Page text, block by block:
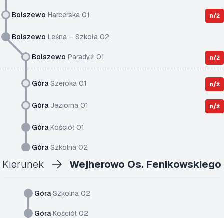
Bolszewo Harcerska 01 n/ż
Bolszewo Leśna – Szkoła 02
Bolszewo Paradyż 01 n/ż
GóraSzeroka 01 n/ż
GóraJeziorna 01 n/ż
GóraKościół 01
GóraSzkolna 02
Kierunek Wejherowo Os. Fenikowskiego
GóraSzkolna 02
GóraKościół 02